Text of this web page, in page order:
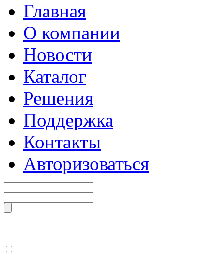
Главная
О компании
Новости
Каталог
Решения
Поддержка
Контакты
Авторизоваться